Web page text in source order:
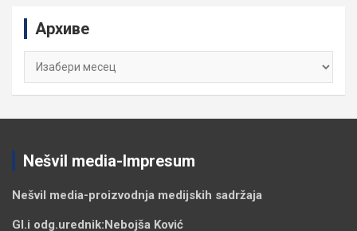
Архиве
Архиве
Nešvil media-Impresum
Nešvil media-proizvodnja medijskih sadržaja
Gl.i odg.urednik:Nebojša Ković